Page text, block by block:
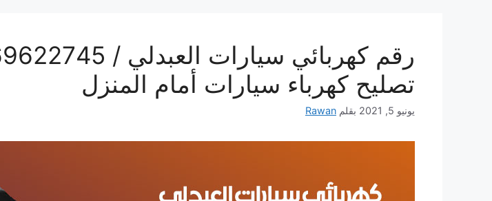
تصليح كهرباء سيارات أمام المنزل
يونيو 5, 2021 بقلم Rawan